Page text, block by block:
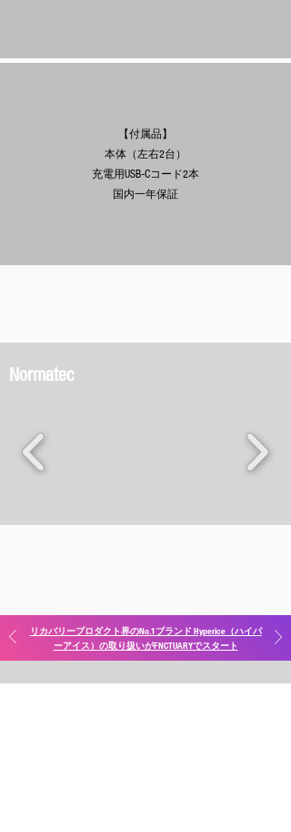
【付属品】
本体（左右2台）
充電用USB-Cコード2本
国内一年保証
Normatec
リカバリープロダクト界のNo.1ブランド Hyperice（ハイパ
ーアイス）の取り扱いがFNCTUARYでスタート